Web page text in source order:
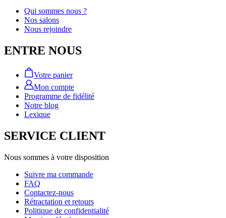
Qui sommes nous ?
Nos salons
Nous rejoindre
ENTRE NOUS
Votre panier
Mon compte
Programme de fidélité
Notre blog
Lexique
SERVICE CLIENT
Nous sommes à votre disposition
Suivre ma commande
FAQ
Contactez-nous
Rétractation et retours
Politique de confidentialité